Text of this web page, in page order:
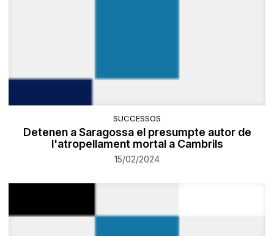
SUCCESSOS
Detenen a Saragossa el presumpte autor de
l'atropellament mortal a Cambrils
15/02/2024